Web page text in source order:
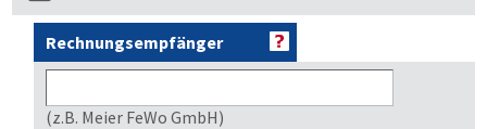
Rechnungsempfänger
(z.B. Meier FeWo GmbH)